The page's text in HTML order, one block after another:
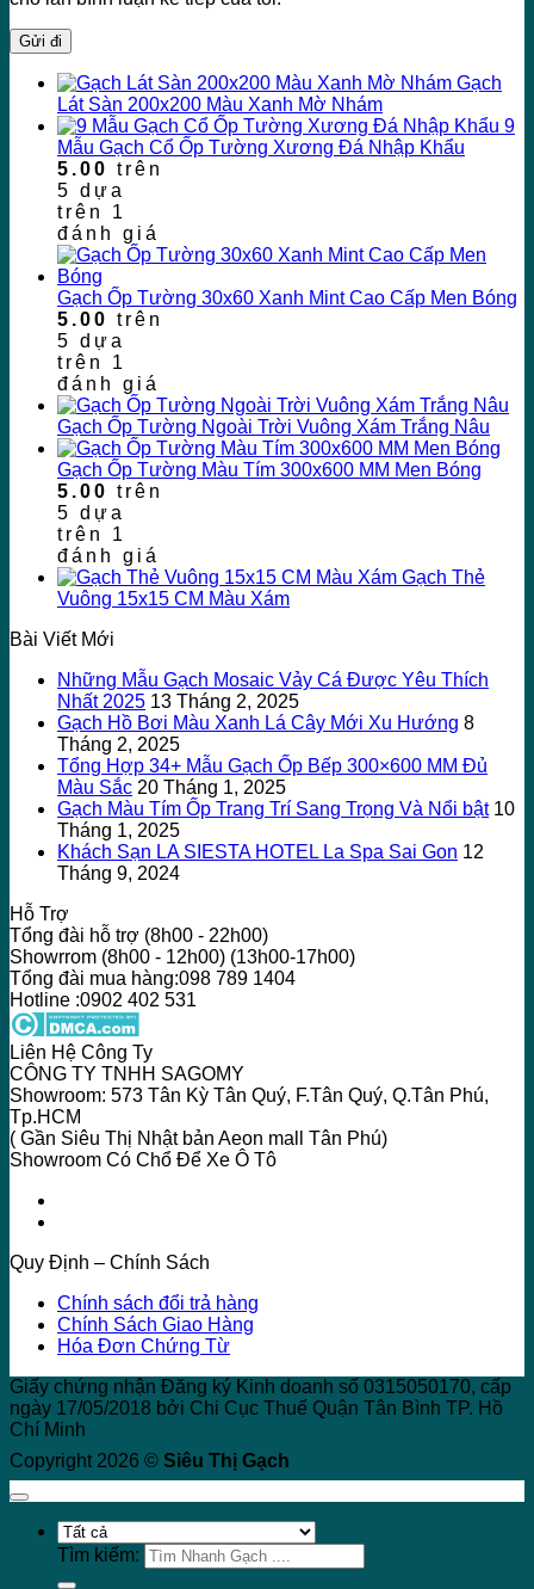
Gạch
Lát Sàn 200x200 Màu Xanh Mờ Nhám
9
Mẫu Gạch Cổ Ốp Tường Xương Đá Nhập Khẩu
5.00 trên
5 dựa
trên 1
đánh giá
Gạch Ốp Tường 30x60 Xanh Mint Cao Cấp Men Bóng
5.00 trên
5 dựa
trên 1
đánh giá
Gạch Ốp Tường Ngoài Trời Vuông Xám Trắng Nâu
Gạch Ốp Tường Màu Tím 300x600 MM Men Bóng
5.00 trên
5 dựa
trên 1
đánh giá
Gạch Thẻ
Vuông 15x15 CM Màu Xám
Bài Viết Mới
Những Mẫu Gạch Mosaic Vảy Cá Được Yêu Thích
Nhất 2025 13 Tháng 2, 2025
Gạch Hồ Bơi Màu Xanh Lá Cây Mới Xu Hướng 8
Tháng 2, 2025
Tổng Hợp 34+ Mẫu Gạch Ốp Bếp 300×600 MM Đủ
Màu Sắc 20 Tháng 1, 2025
Gạch Màu Tím Ốp Trang Trí Sang Trọng Và Nổi bật 10
Tháng 1, 2025
Khách Sạn LA SIESTA HOTEL La Spa Sai Gon 12
Tháng 9, 2024
Hỗ Trợ
Tổng đài hỗ trợ (8h00 - 22h00)
Showrrom (8h00 - 12h00) (13h00-17h00)
Tổng đài mua hàng:098 789 1404
Hotline :0902 402 531
Liên Hệ Công Ty
CÔNG TY TNHH SAGOMY
Showroom: 573 Tân Kỳ Tân Quý, F.Tân Quý, Q.Tân Phú,
Tp.HCM
( Gần Siêu Thị Nhật bản Aeon mall Tân Phú)
Showroom Có Chổ Để Xe Ô Tô
Quy Định – Chính Sách
Chính sách đổi trả hàng
Chính Sách Giao Hàng
Hóa Đơn Chứng Từ
Giấy chứng nhận Đăng ký Kinh doanh số 0315050170, cấp
ngày 17/05/2018 bởi Chi Cục Thuế Quận Tân Bình TP. Hồ
Chí Minh
Copyright 2026 © Siêu Thị Gạch
Tìm kiếm: